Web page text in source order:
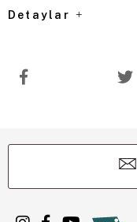
Detaylar